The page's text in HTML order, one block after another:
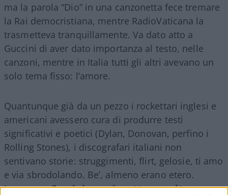
ma la parola “Dio” in una canzonetta fece tremare
la Rai democristiana, mentre RadioVaticana la
trasmetteva tranquillamente. Va dato atto a
Guccini di aver dato importanza al testo, nelle
canzoni, mentre in Italia tutti gli altri avevano un
solo tema fisso: l’amore.
Quantunque già da un pezzo i rockettari inglesi e
americani avessero cura di produrre testi
significativi e poetici (Dylan, Donovan, perfino i
Rolling Stones), i discografari italiani non
sentivano storie: struggimenti, flirt, gelosie, ti amo
e via sbrodolando. Be’, almeno erano etero.
Insomma,Guccini non ci metteva molto a